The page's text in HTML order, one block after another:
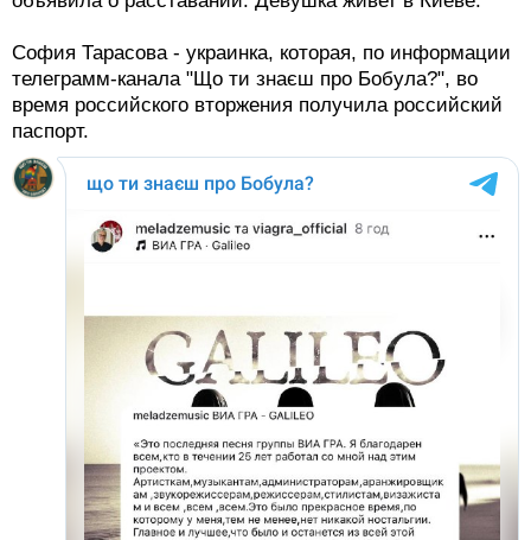
София Тарасова - украинка, которая, по информации
телеграмм-канала "Що ти знаєш про Бобула?", во
время российского вторжения получила российский
паспорт.